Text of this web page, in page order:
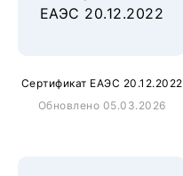
Сертификат ЕАЭС 20.12.2022
Обновлено 05.03.2026